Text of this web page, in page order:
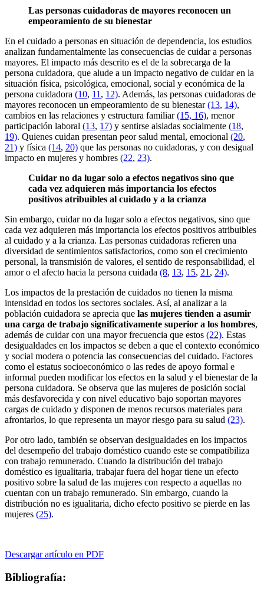
Las personas cuidadoras de mayores reconocen un
empeoramiento de su bienestar
En el cuidado a personas en situación de dependencia, los estudios
analizan fundamentalmente las consecuencias de cuidar a personas
mayores. El impacto más descrito es el de la sobrecarga de la
persona cuidadora, que alude a un impacto negativo de cuidar en la
situación física, psicológica, emocional, social y económica de la
persona cuidadora (10, 11, 12). Además, las personas cuidadoras de
mayores reconocen un empeoramiento de su bienestar(13, 14),
cambios en las relaciones y estructura familiar(15, 16), menor
participación laboral (13, 17) y sentirse aisladas socialmente (18,
19). Quienes cuidan presentan peor salud mental, emocional (20,
21) y física (14, 20) que las personas no cuidadoras, y con desigual
impacto en mujeres y hombres (22, 23).
Cuidar no da lugar solo a efectos negativos sino que
cada vez adquieren más importancia los efectos
positivos atribuibles al cuidado y a la crianza
Sin embargo, cuidar no da lugar solo a efectos negativos, sino que
cada vez adquieren más importancia los efectos positivos atribuibles
al cuidado y a la crianza. Las personas cuidadoras refieren una
diversidad de sentimientos satisfactorios, como son el crecimiento
personal, la transmisión de valores, el sentido de responsabilidad, el
amor o el afecto hacia la persona cuidada (8, 13, 15, 21, 24).
Los impactos de la prestación de cuidados no tienen la misma
intensidad en todos los sectores sociales. Así, al analizar a la
población cuidadora se aprecia que las mujeres tienden a asumir
una carga de trabajo significativamente superior a los hombres,
además de cuidar con una mayor frecuencia que estos (22). Estas
desigualdades en los impactos se deben a que el contexto económico
y social modera o potencia las consecuencias del cuidado. Factores
como el estatus socioeconómico o las redes de apoyo formal e
informal pueden modificar los efectos en la salud y el bienestar de la
persona cuidadora. Se observa que las mujeres de posición social
más desfavorecida y con nivel educativo bajo soportan mayores
cargas de cuidado y disponen de menos recursos materiales para
afrontarlos, lo que representa un mayor riesgo para su salud (23).
Por otro lado, también se observan desigualdades en los impactos
del desempeño del trabajo doméstico cuando este se compatibiliza
con trabajo remunerado. Cuando la distribución del trabajo
doméstico es igualitaria, trabajar fuera del hogar tiene un efecto
positivo sobre la salud de las mujeres con respecto a aquellas no
cuentan con un trabajo remunerado. Sin embargo, cuando la
distribución no es igualitaria, dicho efecto positivo se pierde en las
mujeres (25).
Descargar artículo en PDF
Bibliografía: